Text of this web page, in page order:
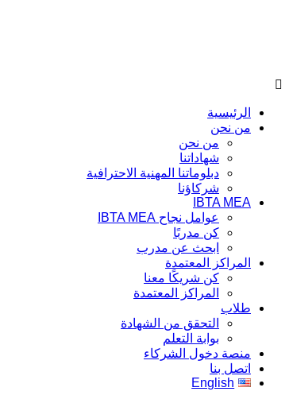
الرئيسية
من نحن
من نحن
شهاداتنا
دبلوماتنا المهنية الاحترافية
شركاؤنا
IBTA MEA
عوامل نجاح IBTA MEA
كن مدربًا
ابحث عن مدرب
المراكز المعتمدة
كن شريكًا معنا
المراكز المعتمدة
طلاب
التحقق من الشهادة
بوابة التعلم
منصة دخول الشركاء
اتصل بنا
English